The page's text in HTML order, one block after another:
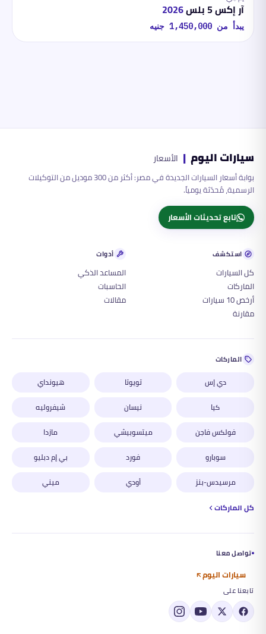
آر إكس 5 بلس 2026
يبدأ من 1,450,000 جنيه
سيارات اليوم | الأسعار
بوابة أسعار السيارات الجديدة في مصر: أكثر من 300 موديل من التوكيلات
الرسمية، مُحدّثة يومياً.
تابع تحديثات الأسعار
استكشف
كل السيارات
الماركات
أرخص 10 سيارات
مقارنة
أدوات
المساعد الذكي
الحاسبات
مقالات
الماركات
دي إس تويوتا
هيونداي
كيا
نيسان
شيفروليه
فولكس فاجن
ميتسوبيشي
مازدا
سوبارو
فورد
بي إم دبليو
مرسيدس-بنز
أودي
ميني
كل الماركات
تواصل معنا
سيارات اليوم
تابعنا على